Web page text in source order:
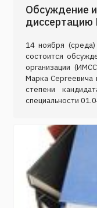
Обсуждение
диссертацию
14 ноября
состоится
организации
Марка Сергеевича
степени
специальности